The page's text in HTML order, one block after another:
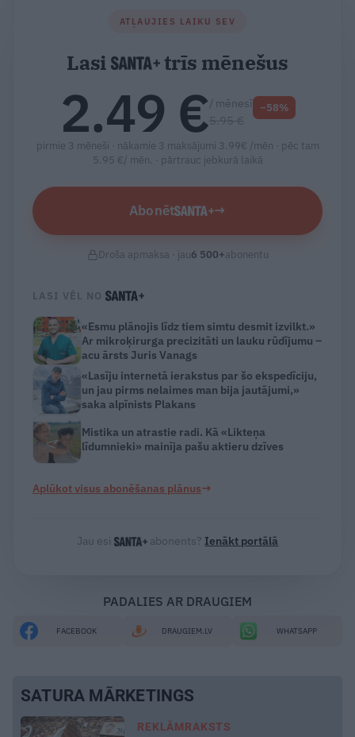
ATĻAUJIES LAIKU SEV
Lasi trīs mēnešus
2.49 €/ mēnesī −58%
pirmie 3 mēneši · nākamie 3 maksājumi 3.99€ /mēn · pēc tam
5.95 €/ mēn. · pārtrauc jebkurā laikā
Abonēt →
Droša apmaksa · jau6 500+abonentu
LASI VĒL NO
«Esmu plānojis līdz tiem simtu desmit izvilkt.»
Ar mikroķirurga precizitāti un lauku rūdījumu –
acu ārsts Juris Vanags
«Lasīju internetā ierakstus par šo ekspedīciju,
un jau pirms nelaimes man bija jautājumi,»
saka alpīnists Plakans
Mistika un atrastie radi. Kā «Likteņa
līdumnieki» mainīja pašu aktieru dzīves
Aplūkot visus abonēšanas plānus→
Jau esi abonents? Ienākt portālā
PADALIES AR DRAUGIEM
FACEBOOK DRAUGIEM.LV WHATSAPP
SATURA MĀRKETINGS
REKLĀMRAKSTS